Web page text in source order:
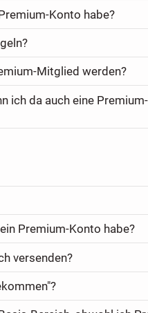
Konto habe?
Mitglied werden?
ich da auch eine Premium-
Premium-Konto habe?
versenden?